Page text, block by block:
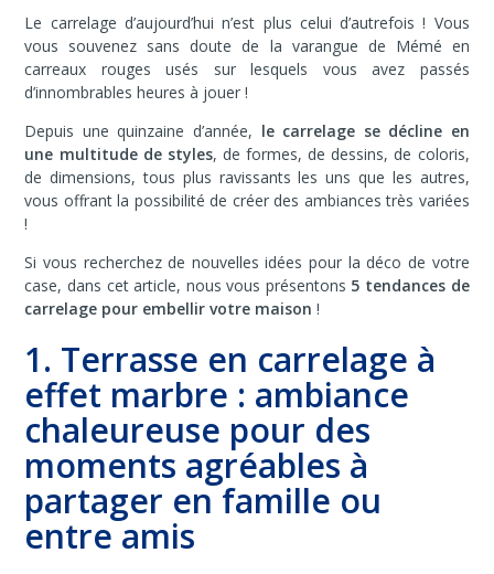
Le carrelage d’aujourd’hui n’est plus celui d’autrefois ! Vous
vous souvenez sans doute de la varangue de Mémé en
carreaux rouges usés sur lesquels vous avez passés
d’innombrables heures à jouer !
Depuis une quinzaine d’année, le carrelage se décline en
une multitude de styles, de formes, de dessins, de coloris,
de dimensions, tous plus ravissants les uns que les autres,
vous offrant la possibilité de créer des ambiances très variées
!
Si vous recherchez de nouvelles idées pour la déco de votre
case, dans cet article, nous vous présentons 5 tendances de
carrelage pour embellir votre maison !
1. Terrasse en carrelage à
effet marbre : ambiance
chaleureuse pour des
moments agréables à
partager en famille ou
entre amis